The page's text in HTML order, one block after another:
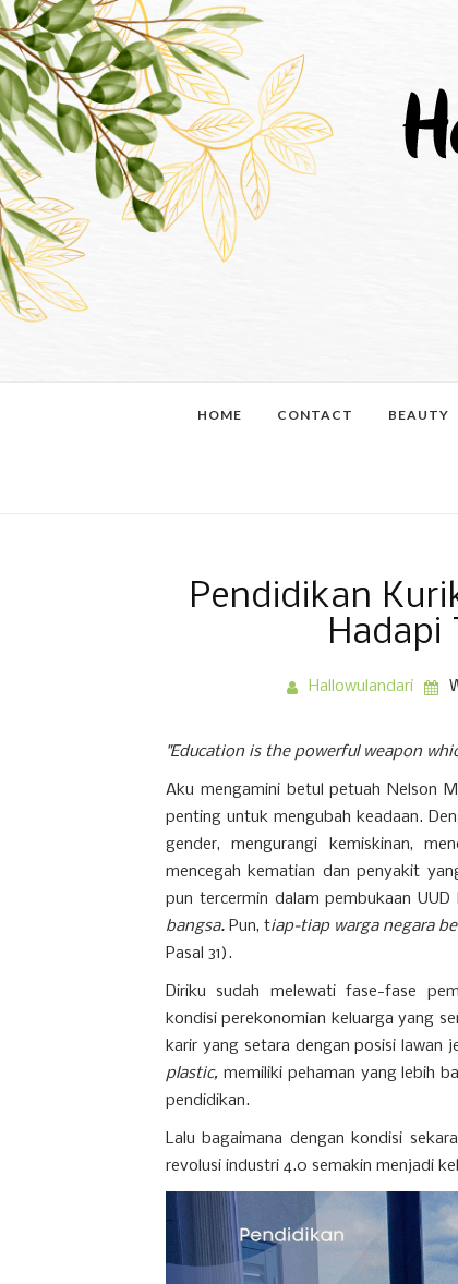
HOME CONTACT BEAUTY
Pendidikan
Hadapi
Hallowulandari
"Education is the powerful weapon
Aku mengamini betul petuah Nelson
penting untuk mengubah keadaan.
gender, mengurangi kemiskinan,
mencegah kematian dan penyakit
pun tercermin dalam pembukaan UUD
bangsa. Pun, tiap-tiap warga negara
Pasal 31).
Diriku sudah melewati fase-fase
kondisi perekonomian keluarga yang
karir yang setara dengan posisi lawan
plastic, memiliki pehaman yang lebih
pendidikan.
Lalu bagaimana dengan kondisi
revolusi industri 4.0 semakin menjadi